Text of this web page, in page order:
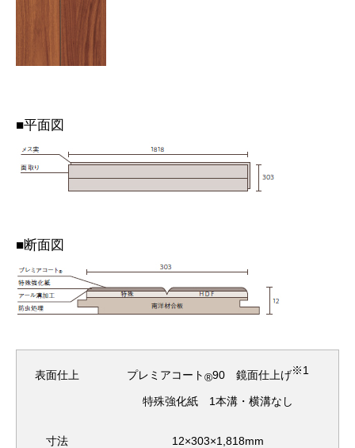
■平面図
■断面図
表面仕上 プレミアコート®90 鏡面仕上げ※1
特殊強化紙 1本溝・横溝なし
寸法 12×303×1,818mm